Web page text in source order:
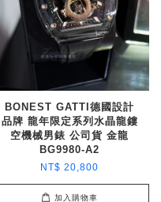
BONEST GATTI德國設計
品牌 龍年限定系列水晶龍鏤
空機械男錶 公司貨 金龍
BG9980-A2
NT$ 20,800
加入購物車